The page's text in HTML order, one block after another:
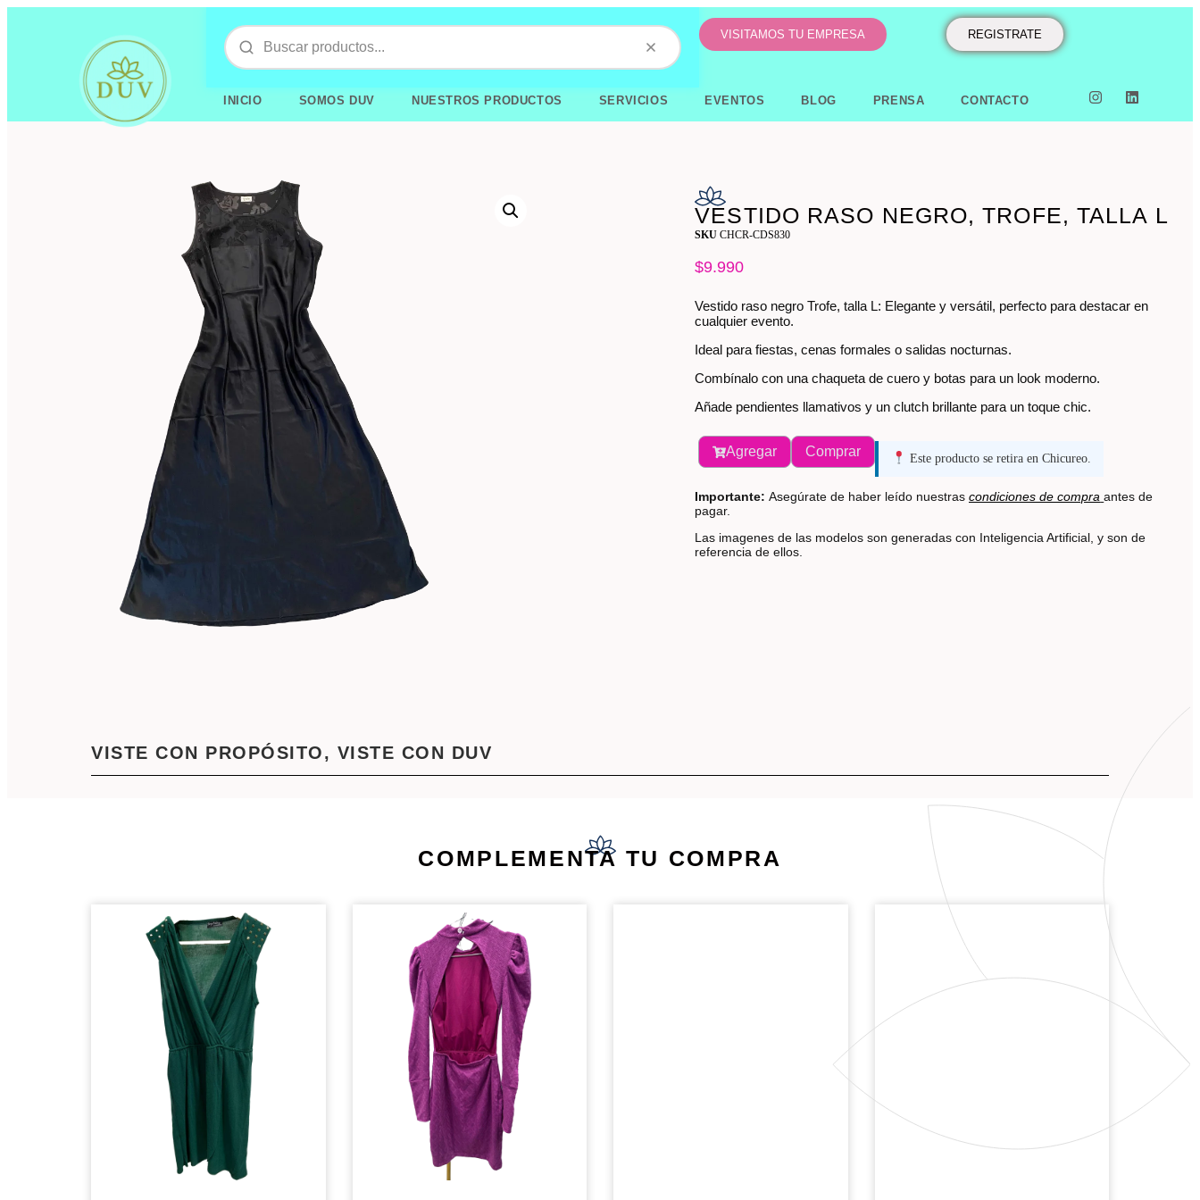
VISITAMOS TU EMPRESA REGISTRATE
INICIO SOMOS DUV NUESTROS PRODUCTOS SERVICIOS EVENTOS BLOG PRENSA CONTACTO
VESTIDO RASO NEGRO, TROFE, TALLA L
SKUCHCR-CDS830
$9.990
Vestido raso negro Trofe, talla L: Elegante y versátil, perfecto para destacar en
cualquier evento.
Ideal para fiestas, cenas formales o salidas nocturnas.
Combínalo con una chaqueta de cuero y botas para un look moderno.
Añade pendientes llamativos y un clutch brillante para un toque chic.
Agregar Comprar Este producto se retira en Chicureo.
Importante: Asegúrate de haber leído nuestrascondiciones de compra antes de
pagar.
Las imagenes de las modelos son generadas con Inteligencia Artificial, y son de
referencia de ellos.
VISTE CON PROPÓSITO, VISTE CON DUV
COMPLEMENTA TU COMPRA